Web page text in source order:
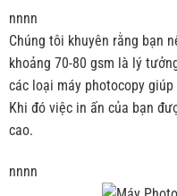
nnnn
Chúng tôi khuyên rằng bạn
khoảng 70-80 gsm là lý
các loại máy photocopy
Khi đó việc in ấn của bạn
cao.
nnnn